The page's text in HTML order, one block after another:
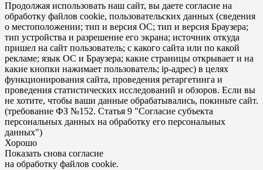
Продолжая использовать наш сайт, вы даете согласие на
обработку файлов cookie, пользовательских данных (сведения
о местоположении; тип и версия ОС; тип и версия Браузера;
тип устройства и разрешение его экрана; источник откуда
пришел на сайт пользователь; с какого сайта или по какой
рекламе; язык ОС и Браузера; какие страницы открывает и на
какие кнопки нажимает пользователь; ip-адрес) в целях
функционирования сайта, проведения ретаргетинга и
проведения статистических исследований и обзоров. Если вы
не хотите, чтобы ваши данные обрабатывались, покиньте сайт.
(требование ФЗ №152. Статья 9 "Согласие субъекта
персональных данных на обработку его персональных
данных")
Хорошо
Показать снова согласие
на обработку файлов cookie.